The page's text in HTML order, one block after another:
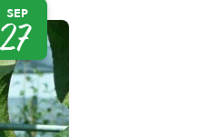
SEP
27